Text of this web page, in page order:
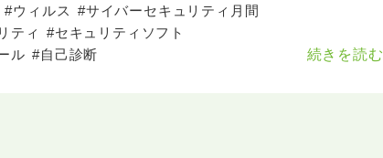
リティ月間」
#ウィルス #サイバーセキュリティ月間
ティ
#セキュリティソフト
ル #自己診断 続きを読む